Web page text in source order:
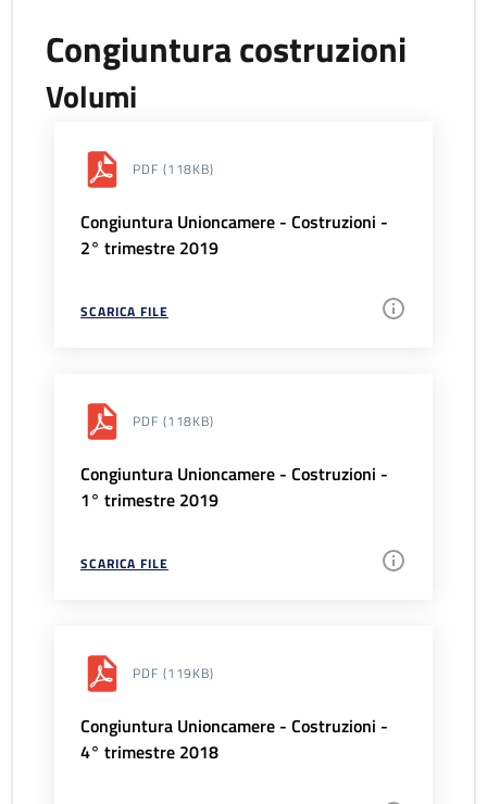
Congiuntura costruzioni
Volumi
PDF (118KB)
Congiuntura Unioncamere - Costruzioni -
2° trimestre 2019
SCARICA FILE
PDF (118KB)
Congiuntura Unioncamere - Costruzioni -
1° trimestre 2019
SCARICA FILE
PDF (119KB)
Congiuntura Unioncamere - Costruzioni -
4° trimestre 2018